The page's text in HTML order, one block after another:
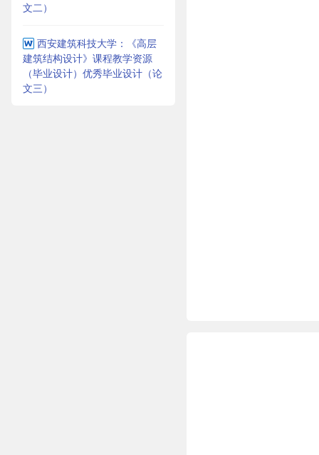
文二）
西安建筑科技大学：《高层
建筑结构设计》课程教学资源
（毕业设计）优秀毕业设计（论
文三）